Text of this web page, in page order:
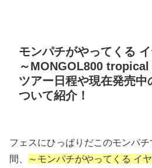
モンパチがやってくる
～MONGOL800 tropical
ツアー日程や現在発売中
ついて紹介！
フェスにひっぱりだこのモンパ
間、
～モンパチがやってくる イ